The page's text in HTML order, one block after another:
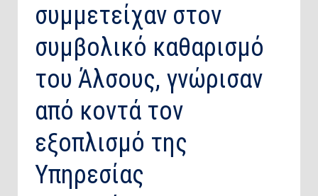
συμμετείχαν στον
συμβολικό καθαρισμό
του Άλσους, γνώρισαν
από κοντά τον
εξοπλισμό της
Υπηρεσίας